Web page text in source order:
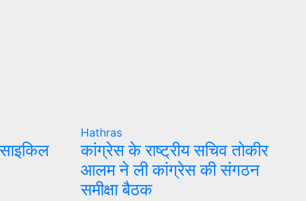
Hathras
कांग्रेस के राष्ट्रीय सचिव तोकीर
आलम ने ली कांग्रेस की संगठन
समीक्षा बैठक